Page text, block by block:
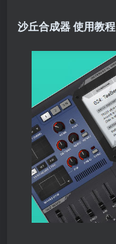
沙丘合成器 使用教程